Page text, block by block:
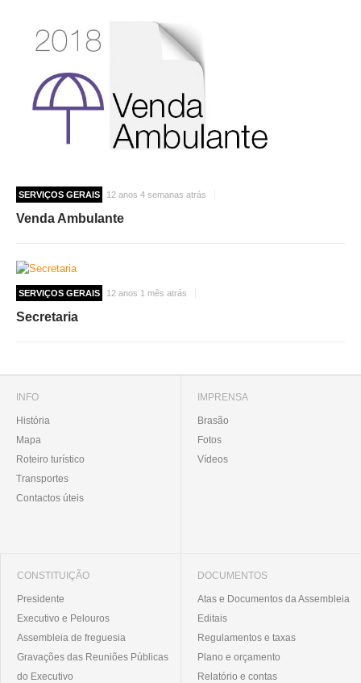
SERVIÇOS GERAIS 12 anos 4 semanas atrás
Venda Ambulante
SERVIÇOS GERAIS 12 anos 1 mês atrás
Secretaria
INFO
História
Mapa
Roteiro turístico
Transportes
Contactos úteis
IMPRENSA
Brasão
Fotos
Vídeos
CONSTITUIÇÃO
Presidente
Executivo e Pelouros
Assembleia de freguesia
Gravações das Reuniões Públicas
do Executivo
DOCUMENTOS
Atas e Documentos da Assembleia
Editais
Regulamentos e taxas
Plano e orçamento
Relatório e contas